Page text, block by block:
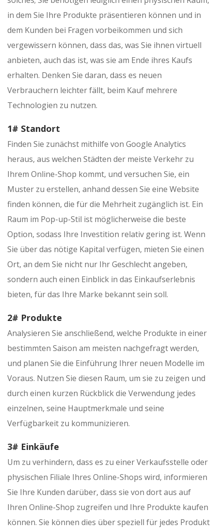
in dem Sie Ihre Produkte präsentieren können und in
dem Kunden bei Fragen vorbeikommen und sich
vergewissern können, dass das, was Sie ihnen virtuell
anbieten, auch das ist, was sie am Ende ihres Kaufs
erhalten. Denken Sie daran, dass es neuen
Verbrauchern leichter fällt, beim Kauf mehrere
Technologien zu nutzen.
1# Standort
Finden Sie zunächst mithilfe von Google Analytics
heraus, aus welchen Städten der meiste Verkehr zu
Ihrem Online-Shop kommt, und versuchen Sie, ein
Muster zu erstellen, anhand dessen Sie eine Website
finden können, die für die Mehrheit zugänglich ist. Ein
Raum im Pop-up-Stil ist möglicherweise die beste
Option, sodass Ihre Investition relativ gering ist. Wenn
Sie über das nötige Kapital verfügen, mieten Sie einen
Ort, an dem Sie nicht nur Ihr Geschlecht angeben,
sondern auch einen Einblick in das Einkaufserlebnis
bieten, für das Ihre Marke bekannt sein soll.
2# Produkte
Analysieren Sie anschließend, welche Produkte in einer
bestimmten Saison am meisten nachgefragt werden,
und planen Sie die Einführung Ihrer neuen Modelle im
Voraus. Nutzen Sie diesen Raum, um sie zu zeigen und
durch einen kurzen Rückblick die Verwendung jedes
einzelnen, seine Hauptmerkmale und seine
Verfügbarkeit zu kommunizieren.
3# Einkäufe
Um zu verhindern, dass es zu einer Verkaufsstelle oder
physischen Filiale Ihres Online-Shops wird, informieren
Sie Ihre Kunden darüber, dass sie von dort aus auf
Ihren Online-Shop zugreifen und Ihre Produkte kaufen
können. Sie können dies über speziell für jedes Produkt